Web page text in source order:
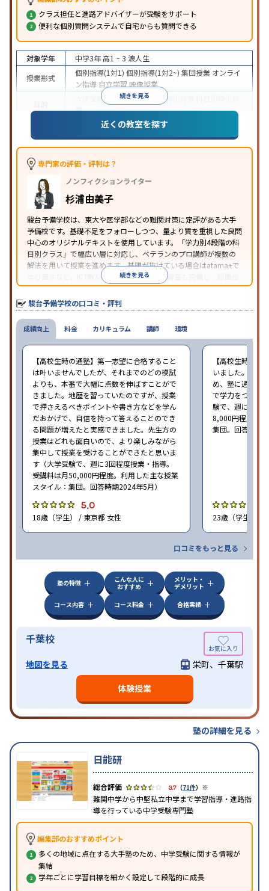
クラス担任と進路アドバイザーが受験をサポート
便利な個別質問システムで自宅からも質問できる
続きを見る
対象学年 中学3年高1 ~ 3 浪人生
授業形式
個別指導(1対1) 個別指導(1対2~) 集団授業 オンライ
ン指導 自立学習映像授業
大学受験 医学部受験 学校別特化対策
策
特徴
特待生・奨学金制度あり授業の振替可能
PC・タブレットを利用オンライン対応1科目から
受講可能季節講習のみの受講可
※2024年6月調査。大学受験塾・予備校のアンケート調査方法
近くの教室を探す
専門家の評価・評判は？
ノンフィクションライター
杉浦由美子
駿台予備学校は、東大や医学部などの難関対策に定評がある大手
予備校です。基礎不足をフォローしつつ、量より質を重視した良問
中心のオリジナルテキストを使用しています。「学力別4段階の科
目別クラス」で幅広い層に対応し、ベテランのプロ講師が複数の
解法を用いて授業を進めます。基礎が抜けている場合はatama+で
学び直すなど、ICT教材・アプリを活用。自習室も完備し、録画授
業の視聴による欠席フォローや、データに基づく進路アドバイス
を行っています。
続きを見る
駿台予備学校の口コミ・評判
成績向上
【高校生時の通塾】第一志望に合格すること
は叶いませんでしたが、それまでのどの模試
よりも、本番で大幅に点数を伸ばすことがで
きました。地歴を習っていたのですが、授業
で押さえるべきポイントや書き方などを学ん
だおかげで、自信を持って答えることのでき
る問題が増えたと実感できました。先生方の
授業はどれも面白いので、より楽しみながら
集中して授業を受けることができたと思いま
す（大学受験で、週に3回程度授業・指導。
受講料は月50,000円程度。利用した主な授業
スタイル：集団。回答時期2024年5月）
5.0
18歳（学生） / 東京都 女性
【高校生時の通
いました。高校
め、塾に通うこ
で学力をつけら
験で、週に1回
8,000円程度。
集団。回答時期
23歳（学生） /
口コミをもっと見る
料金 カリキュラム 講師 環境
塾の特徴
こんな人に
おすすめ
メリット・
デメリット
コース内容
コース料金 合格実績
千葉校
地図を見る
栄町、千葉駅
体験授業
塾の詳細を見る
日能研
3.7 （71件） ※
難関中学から中堅私立中学まで学習指導・進路指
導を行っている中学受験専門塾
編集部のおすすめポイント
多くの地域に点在する大手塾のため、中学受験に関する情報が
集結
学年ごとに学習目標を細かく設定して段階的に成長